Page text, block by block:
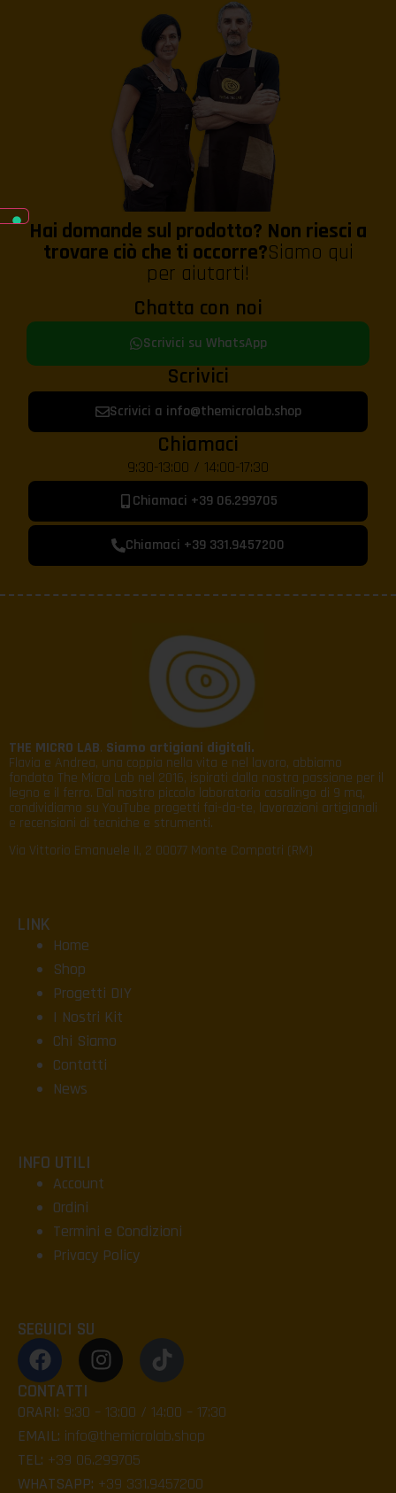
Hai domande sul prodotto? Non riesci a
trovare ciò che ti occorre?Siamo qui
per aiutarti!
Chatta con noi
Scrivici su WhatsApp
Scrivici
Scrivici a info@themicrolab.shop
Chiamaci
9:30-13:00 / 14:00-17:30
Chiamaci +39 06.299705
Chiamaci +39 331.9457200
THE MICRO LAB. Siamo artigiani digitali.
Flavia e Andrea, una coppia nella vita e nel lavoro, abbiamo
fondato The Micro Lab nel 2016, ispirati dalla nostra passione per il
legno e il ferro. Dal nostro piccolo laboratorio casalingo di 9 mq,
condividiamo su YouTube progetti fai-da-te, lavorazioni artigianali
e recensioni di tecniche e strumenti.
Via Vittorio Emanuele II, 2 00077 Monte Compatri (RM)
LINK
Home
Shop
Progetti DIY
I Nostri Kit
Chi Siamo
Contatti
News
INFO UTILI
Account
Ordini
Termini e Condizioni
Privacy Policy
SEGUICI SU
CONTATTI
ORARI: 9:30 – 13:00 / 14:00 – 17:30
EMAIL: info@themicrolab.shop
TEL: +39 06.299705
WHATSAPP: +39 331.9457200